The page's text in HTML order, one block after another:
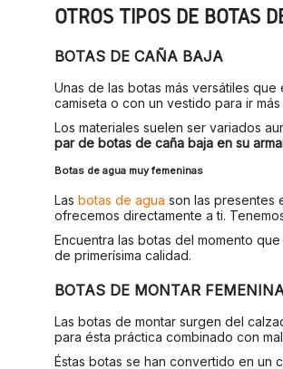
OTROS TIPOS DE BOTAS
BOTAS DE CAÑA BAJA
Unas de las botas más versátiles
camiseta o con un vestido para ir
Los materiales suelen ser variados
par de botas de caña baja en su
Botas de agua muy femeninas
Las botas de agua son las presentes
ofrecemos directamente a ti.
Encuentra las botas del momento
de primerísima calidad.
BOTAS DE MONTAR
Las botas de montar surgen del
para ésta práctica combinado con
Éstas botas se han convertido en un